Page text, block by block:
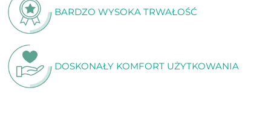
BARDZO WYSOKA TRWAŁOŚĆ
DOSKONAŁY KOMFORT UŻYTKOWANIA